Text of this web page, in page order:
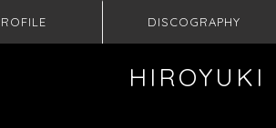
DISCOGRAPHY
HIROYUKI